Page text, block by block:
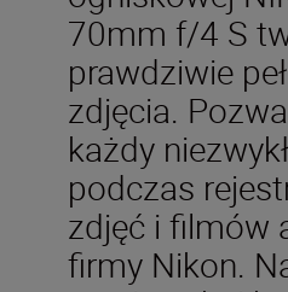
70mm f/4 S
prawdziwie
zdjęcia.
każdy
podczas
zdjęć i filmów
firmy Nikon.